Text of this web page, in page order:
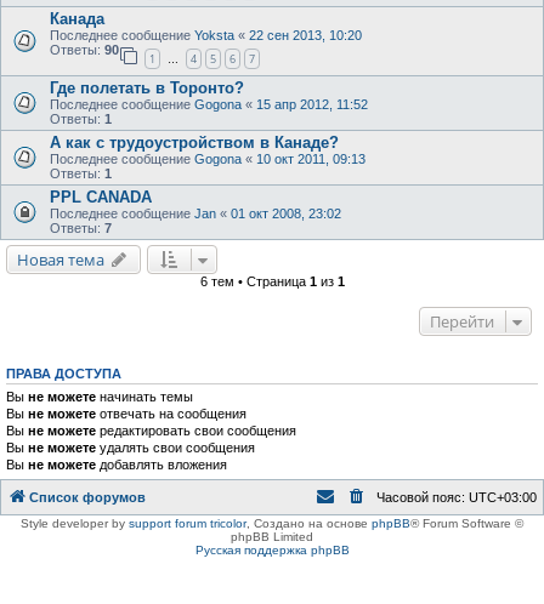
Канада
Последнее сообщение Yoksta « 22 сен 2013, 10:20
Ответы: 90
1 … 4 5 6 7
Где полетать в Торонто?
Последнее сообщение Gogona « 15 апр 2012, 11:52
Ответы: 1
А как с трудоустройством в Канаде?
Последнее сообщение Gogona « 10 окт 2011, 09:13
Ответы: 1
PPL CANADA
Последнее сообщение Jan « 01 окт 2008, 23:02
Ответы: 7
Новая тема
6 тем • Страница 1из 1
Перейти
ПРАВА ДОСТУПА
Вы не можете начинать темы
Вы не можете отвечать на сообщения
Вы не можете редактировать свои сообщения
Вы не можете удалять свои сообщения
Вы не можете добавлять вложения
Список форумов Часовой пояс: UTC+03:00
Style developer by support forum tricolor, Создано на основе phpBB® Forum Software ©
phpBB Limited
Русская поддержка phpBB